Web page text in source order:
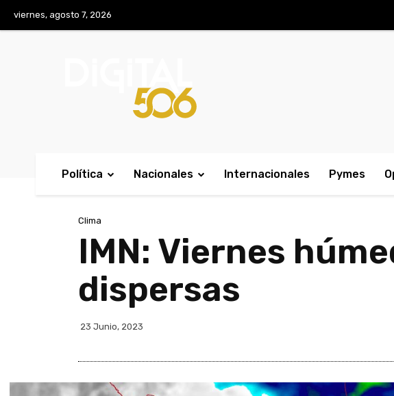
viernes, agosto 7, 2026
Política Nacionales Internacionales Pymes
Clima
IMN: Viernes
dispersas
23 Junio, 2023